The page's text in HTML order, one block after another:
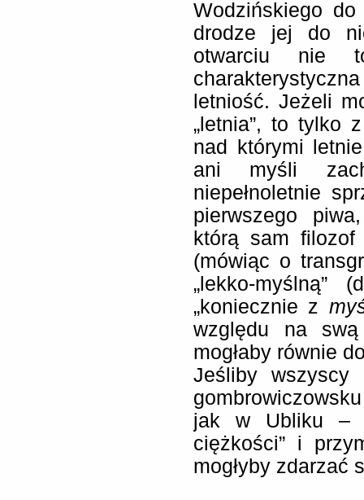
Wodzińskiego
drodze jej do
otwarciu nie
letniość. Jeżeli
„letnia”, to tylko
nad którymi
ani myśli
niepełnoletnie
pierwszego
którą sam
(mówiąc o
„lekko-myślną”
„koniecznie z
względu na
mogłaby równie
Jeśliby
jak w Ubliku –
ciężkości” i
mogłyby zdarzać